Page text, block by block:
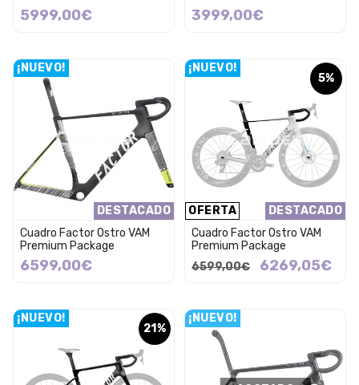
5999,00€ 3999,00€
DESTACADO
¡NUEVO!
Cuadro Factor Ostro VAM
Premium Package
6599,00€
5%
OFERTA DESTACADO
¡NUEVO!
Cuadro Factor Ostro VAM
Premium Package
6599,00€
6269,05€
21%
¡NUEVO! ¡NUEVO!